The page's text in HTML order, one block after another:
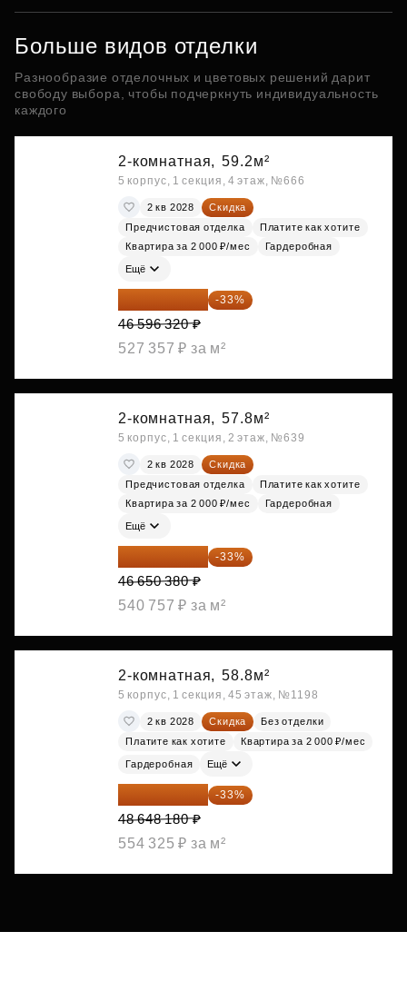
Больше видов отделки
Разнообразие отделочных и цветовых решений дарит
свободу выбора, чтобы подчеркнуть индивидуальность
каждого
2-комнатная, 59.2м²
5 корпус, 1 секция, 4 этаж, №666
2 кв 2028
Скидка
Предчистовая отделка
Платите как хотите
Квартира за 2 000 ₽/мес
Гардеробная
Ещё
31 219 534 ₽ -33%
46 596 320 ₽
527 357 ₽ за м²
2-комнатная, 57.8м²
5 корпус, 1 секция, 2 этаж, №639
2 кв 2028
Скидка
Предчистовая отделка
Платите как хотите
Квартира за 2 000 ₽/мес
Гардеробная
Ещё
31 255 755 ₽ -33%
46 650 380 ₽
540 757 ₽ за м²
2-комнатная, 58.8м²
5 корпус, 1 секция, 45 этаж, №1198
2 кв 2028 Скидка
Без отделки
Платите как хотите
Квартира за 2 000 ₽/мес
Гардеробная Ещё
32 594 281 ₽ -33%
48 648 180 ₽
554 325 ₽ за м²